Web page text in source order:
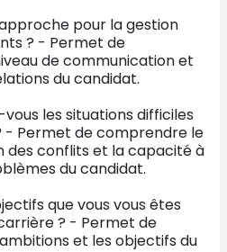
pour la gestion
? - Permet de
de communication et
du candidat.
les situations difficiles
- Permet de comprendre le
des conflits et la capacité à
du candidat.
que vous vous êtes
? - Permet de
et les objectifs du